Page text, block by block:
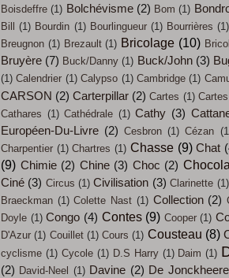
Boisdeffre (1) Bolchévisme (2) Bom (1)
Bill
(1) Bourdin (1) Bourlingueur (1) Bourrières (1)
Breugnon (1) Brezault (1) Bricolage (10)
Bruyère (7) Buck/Danny (1) Buck/John (3)
(1) Calendrier (1) Calypso (1) Cambridge (1)
CARSON (2) Carterpillar (2) Cartes (1)
Cathares (1) Cathédrale (1) Cathy (3)
Européen-Du-Livre (2) Cesbron (1) Cézan
Charpentier (1) Chartres (1) Chasse (9) Chat
(9) Chimie (2) Chine (3) Choc (2)
Ciné (3) Circus (1) Civilisation (3) Clarinette (1)
Braeckman (1) Colette Nast (1) Collection (2)
Doyle (1) Congo (4) Contes (9) Cooper (1)
D'Azur (1) Couillet (1) Cours (1) Cousteau (8)
cyclisme (1) Cycole (1) D.S Harry (1) Daim (1)
(2) David-Neel (1) Davine (2) De Jonckheere